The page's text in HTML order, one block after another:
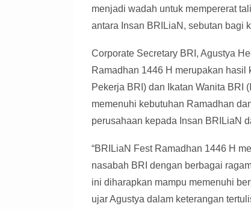
menjadi wadah untuk mempererat
antara Insan BRILiaN, sebutan bagi
Corporate Secretary BRI, Agustya
Ramadhan 1446 H merupakan
Pekerja BRI) dan Ikatan Wanita BRI
memenuhi kebutuhan Ramadhan
perusahaan kepada Insan BRILiaN
“BRILiaN Fest Ramadhan 1446 H
nasabah BRI dengan berbagai
ini diharapkan mampu memenuhi
ujar Agustya dalam keterangan